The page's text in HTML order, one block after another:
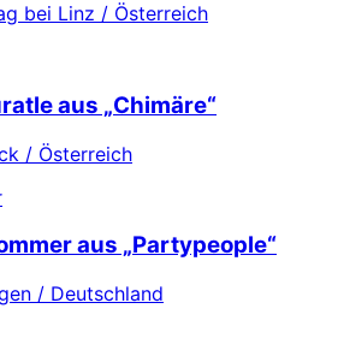
bei Linz / Österreich
aus „Chimäre“
/ Österreich
aus „Partypeople“
/ Deutschland